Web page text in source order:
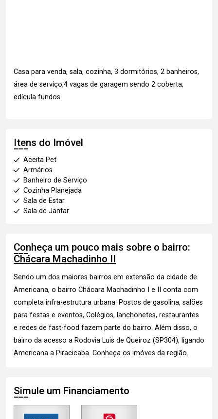
Casa para venda, sala, cozinha, 3 dormitórios, 2 banheiros,
área de serviço,4 vagas de garagem sendo 2 coberta,
edícula fundos.
Itens do Imóvel
Aceita Pet
Armários
Banheiro de Serviço
Cozinha Planejada
Sala de Estar
Sala de Jantar
Conheça um pouco mais sobre o bairro:
Chácara Machadinho II
Sendo um dos maiores bairros em extensão da cidade de
Americana, o bairro Chácara Machadinho I e II conta com
completa infra-estrutura urbana. Postos de gasolina, salões
para festas e eventos, Colégios, lanchonetes, restaurantes
e redes de fast-food fazem parte do bairro. Além disso, o
bairro da acesso a Rodovia Luis de Queiroz (SP304), ligando
Americana a Piracicaba. Conheça os imóves da região.
Simule um Financiamento